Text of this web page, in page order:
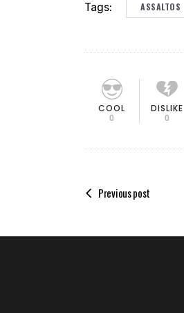
Tags: ASSALTOS
COOL
0
DISLIKE
0
Previous post